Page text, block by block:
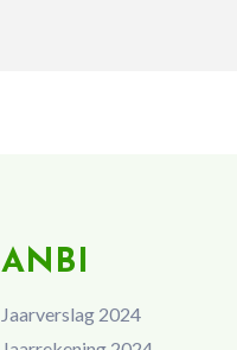
ANBI
Jaarverslag 2024